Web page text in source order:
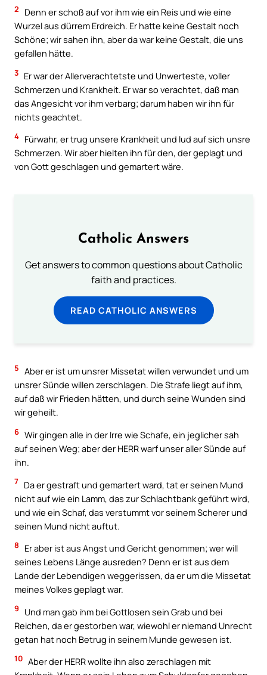
2
Denn er schoß auf vor ihm wie ein Reis und wie eine
Wurzel aus dürrem Erdreich. Er hatte keine Gestalt noch
Schöne; wir sahen ihn, aber da war keine Gestalt, die uns
gefallen hätte.
3 Er war der Allerverachtetste und Unwerteste, voller
Schmerzen und Krankheit. Er war so verachtet, daß man
das Angesicht vor ihm verbarg; darum haben wir ihn für
nichts geachtet.
4 Fürwahr, er trug unsere Krankheit und lud auf sich unsre
Schmerzen. Wir aber hielten ihn für den, der geplagt und
von Gott geschlagen und gemartert wäre.
Catholic Answers
Get answers to common questions about Catholic
faith and practices.
READ CATHOLIC ANSWERS
5 Aber er ist um unsrer Missetat willen verwundet und um
unsrer Sünde willen zerschlagen. Die Strafe liegt auf ihm,
auf daß wir Frieden hätten, und durch seine Wunden sind
wir geheilt.
6 Wir gingen alle in der Irre wie Schafe, ein jeglicher sah
auf seinen Weg; aber der HERR warf unser aller Sünde auf
ihn.
7 Da er gestraft und gemartert ward, tat er seinen Mund
nicht auf wie ein Lamm, das zur Schlachtbank geführt wird,
und wie ein Schaf, das verstummt vor seinem Scherer und
seinen Mund nicht auftut.
8
Er aber ist aus Angst und Gericht genommen; wer will
seines Lebens Länge ausreden? Denn er ist aus dem
Lande der Lebendigen weggerissen, da er um die Missetat
meines Volkes geplagt war.
9
Und man gab ihm bei Gottlosen sein Grab und bei
Reichen, da er gestorben war, wiewohl er niemand Unrecht
getan hat noch Betrug in seinem Munde gewesen ist.
10 Aber der HERR wollte ihn also zerschlagen mit